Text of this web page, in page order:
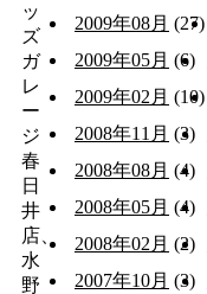
ッ
ズ
ガ
レ
ー
ジ
春
日
井
店、
水
野
2009年08月 (27)
2009年05月 (6)
2009年02月 (10)
2008年11月 (3)
2008年08月 (4)
2008年05月 (4)
2008年02月 (2)
2007年10月 (3)